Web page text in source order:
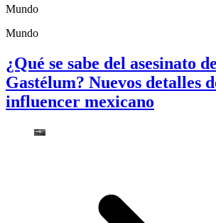
Mundo
Mundo
¿Qué se sabe del asesinato
Gastélum? Nuevos detalles
influencer mexicano